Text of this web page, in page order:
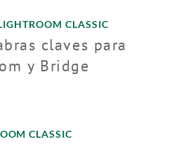
CLASSIC
claves para
y Bridge
CLASSIC